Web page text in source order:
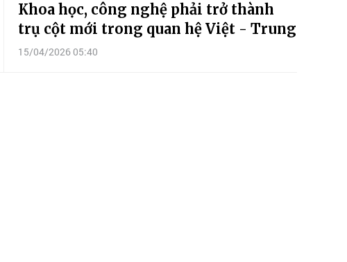
Khoa học, công nghệ phải trở thành
trụ cột mới trong quan hệ Việt - Trung
15/04/2026 05:40